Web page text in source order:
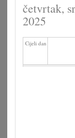
četvrtak,
2025
Cijeli dan